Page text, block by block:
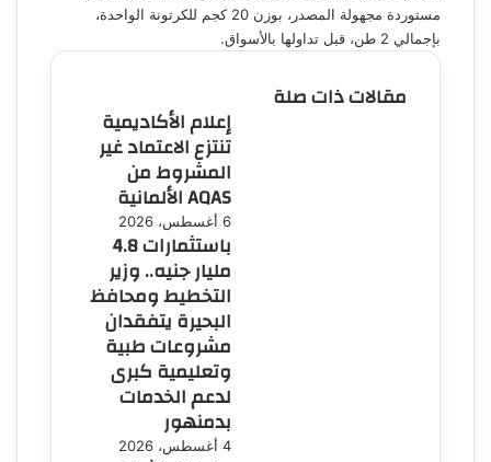
مستوردة مجهولة المصدر، بوزن 20 كجم للكرتونة الواحدة،
بإجمالي 2 طن، قبل تداولها بالأسواق.
مقالات ذات صلة
إعلام الأكاديمية
تنتزع الاعتماد غير
المشروط من
AQAS الألمانية
6 أغسطس، 2026
باستثمارات 4.8
مليار جنيه.. وزير
التخطيط ومحافظ
البحيرة يتفقدان
مشروعات طبية
وتعليمية كبرى
لدعم الخدمات
بدمنهور
4 أغسطس، 2026